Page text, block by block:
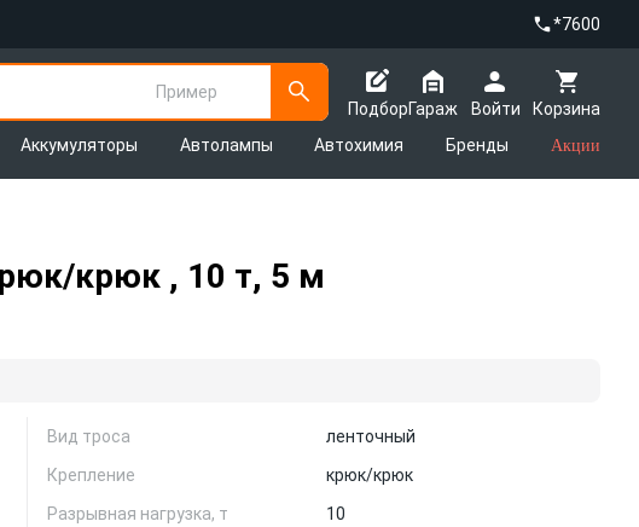
*7600
Пример
Подбор
Корзина
Гараж
Войти
Аккумуляторы Автолампы Автохимия Бренды Акции
крюк , 10 т, 5 м
Вид троса
ленточный
Крепление
крюк/крюк
Разрывная нагрузка, т
10